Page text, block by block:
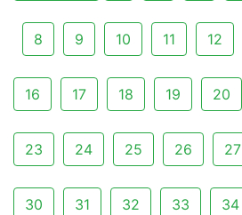
8 9 10 11 12
16 17 18 19 20
23 24 25 26 27
30 31 32 33 34